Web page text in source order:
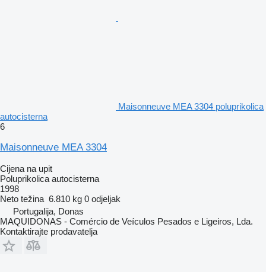
Maisonneuve MEA 3304 poluprikolica
autocisterna
6
Maisonneuve MEA 3304
Cijena na upit
Poluprikolica autocisterna
1998
Neto težina 6.810 kg 0 odjeljak
Portugalija, Donas
MAQUIDONAS - Comércio de Veículos Pesados e Ligeiros, Lda.
Kontaktirajte prodavatelja